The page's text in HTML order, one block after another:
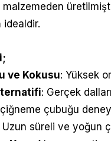
malzemeden
idealdir.
ve Kokusu: Yüksek
: Gerçek
çubuğu
Uzun süreli ve yoğun